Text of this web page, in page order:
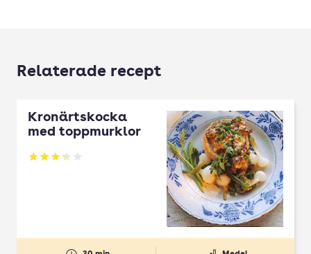
Relaterade recept
Kronärtskocka
med toppmurklor
Betyg: 3.25 av 5